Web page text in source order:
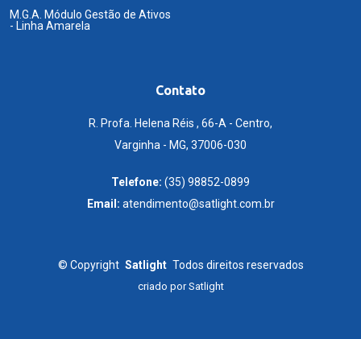
M.G.A. Módulo Gestão de Ativos
- Linha Amarela
Contato
R. Profa. Helena Réis , 66-A - Centro,
Varginha - MG, 37006-030
Telefone: (35) 98852-0899
Email: atendimento@satlight.com.br
© Copyright Satlight Todos direitos reservados
criado porSatlight